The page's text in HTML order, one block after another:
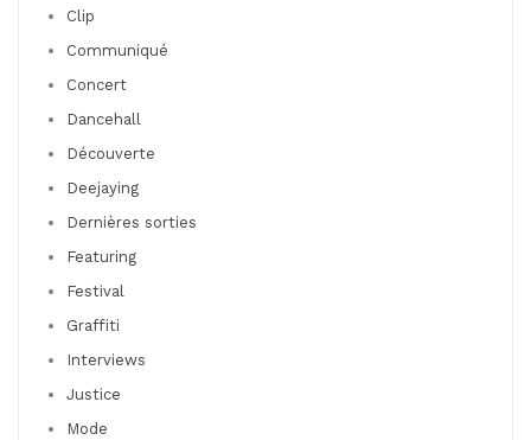
Clip
Communiqué
Concert
Dancehall
Découverte
Deejaying
Dernières sorties
Featuring
Festival
Graffiti
Interviews
Justice
Mode